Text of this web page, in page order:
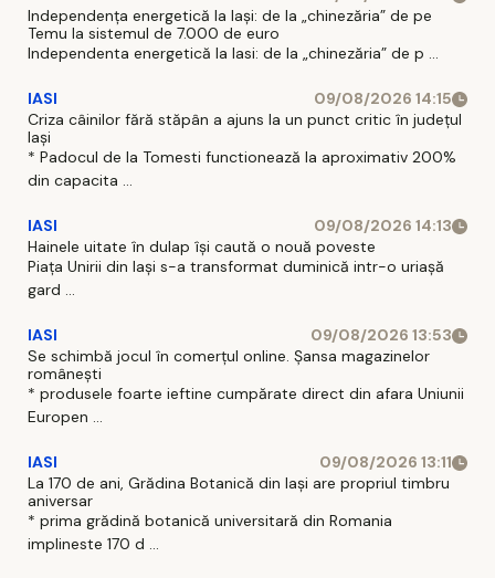
Independența energetică la Iași: de la „chinezăria” de pe
Temu la sistemul de 7.000 de euro
Independenta energetică la Iasi: de la „chinezăria” de p ...
IASI
09/08/2026 14:15
Criza câinilor fără stăpân a ajuns la un punct critic în județul
Iași
* Padocul de la Tomesti functionează la aproximativ 200%
din capacita ...
IASI
09/08/2026 14:13
Hainele uitate în dulap îşi caută o nouă poveste
Piaţa Unirii din Iaşi s-a transformat duminică intr-o uriaşă
gard ...
IASI
09/08/2026 13:53
Se schimbă jocul în comerțul online. Șansa magazinelor
românești
* produsele foarte ieftine cumpărate direct din afara Uniunii
Europen ...
IASI
09/08/2026 13:11
La 170 de ani, Grădina Botanică din Iași are propriul timbru
aniversar
* prima grădină botanică universitară din Romania
implineste 170 d ...